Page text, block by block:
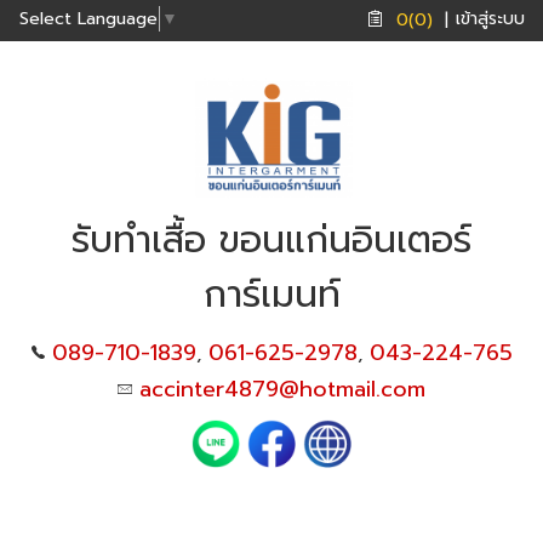
Select Language ▼ 0(0) | เข้าสู่ระบบ
รับทำเสื้อ ขอนแก่นอินเตอร์
การ์เมนท์
089-710-1839, 061-625-2978, 043-224-765
accinter4879@hotmail.com